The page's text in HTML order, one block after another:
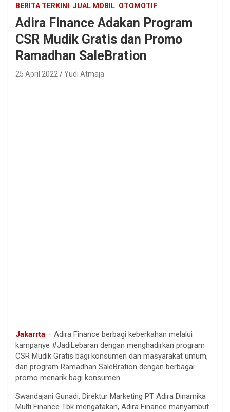
BERITA TERKINI JUAL MOBIL OTOMOTIF
Adira Finance Adakan Program
CSR Mudik Gratis dan Promo
Ramadhan SaleBration
25 April 2022 Yudi Atmaja
Jakarrta – Adira Finance berbagi keberkahan melalui
kampanye #JadiLebaran dengan menghadirkan program
CSR Mudik Gratis bagi konsumen dan masyarakat umum,
dan program Ramadhan SaleBration dengan berbagai
promo menarik bagi konsumen.
Swandajani Gunadi, Direktur Marketing PT Adira Dinamika
Multi Finance Tbk mengatakan, Adira Finance manyambut